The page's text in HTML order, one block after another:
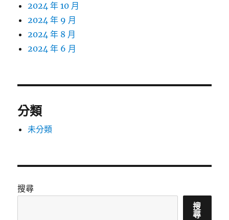
2024 年 10 月
2024 年 9 月
2024 年 8 月
2024 年 6 月
分類
未分類
搜尋
搜
尋